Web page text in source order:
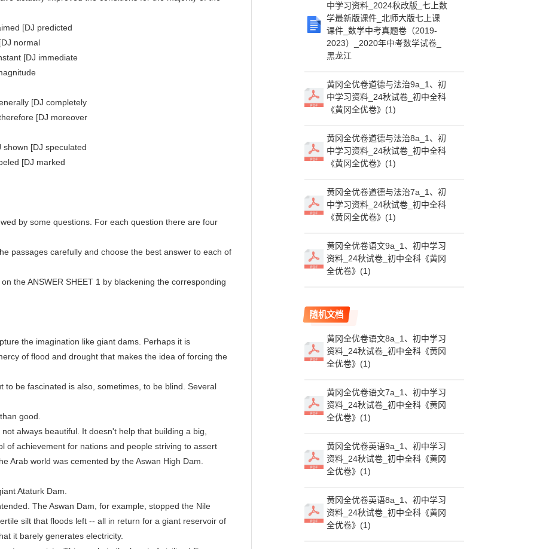
中学习资料_2024秋改版_七上数
学最新版课件_北师大版七上课
课件_数学中考真题卷（2019-
2023）_2020年中考数学试卷_
黑龙江
黄冈全优卷道德与法治9a_1、初
中学习资料_24秋试卷_初中全科
《黄冈全优卷》(1)
黄冈全优卷道德与法治8a_1、初
中学习资料_24秋试卷_初中全科
《黄冈全优卷》(1)
黄冈全优卷道德与法治7a_1、初
中学习资料_24秋试卷_初中全科
《黄冈全优卷》(1)
黄冈全优卷语文9a_1、初中学习
资料_24秋试卷_初中全科《黄冈
全优卷》(1)
随机文档
黄冈全优卷语文8a_1、初中学习
资料_24秋试卷_初中全科《黄冈
全优卷》(1)
黄冈全优卷语文7a_1、初中学习
资料_24秋试卷_初中全科《黄冈
全优卷》(1)
黄冈全优卷英语9a_1、初中学习
资料_24秋试卷_初中全科《黄冈
全优卷》(1)
黄冈全优卷英语8a_1、初中学习
资料_24秋试卷_初中全科《黄冈
全优卷》(1)